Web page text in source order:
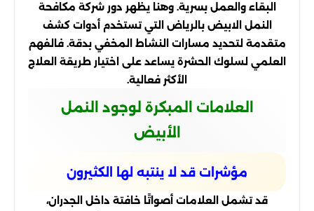
البقاء والعمل بسرية. وهنا يظهر دور شركة مكافحة
النمل الابيض بالرياض التي تستخدم أدوات كشف
متقدمة لتحديد مسارات النشاط المخفي بدقة. فالفهم
العلمي لسلوك الحشرة يساعد على اختيار طريقة العلاج
الأكثر فعالية.
العلامات المبكرة لوجود النمل
الأبيض
مؤشرات قد لا ينتبه لها الكثيرون
قد تشمل العلامات أصواتًا خافتة داخل الجدران،